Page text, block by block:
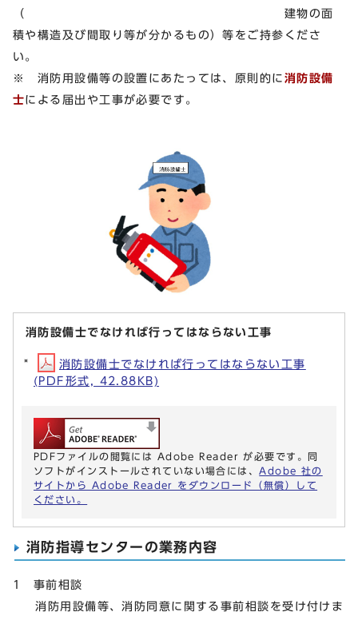
（ 建物の面
積や構造及び間取り等が分かるもの）等をご持参くださ
い。
※ 消防用設備等の設置にあたっては、原則的に 消防設備
士による届出や工事が必要です。
消防設備士でなければ行ってはならない工事
消防設備士でなければ行ってはならない工事
(PDF形式, 42.88KB)
PDFファイルの閲覧には Adobe Reader が必要です。同
ソフトがインストールされていない場合には、 Adobe 社の
サイトから Adobe Reader をダウンロード（無償）して
ください。
消防指導センターの業務内容
1 事前相談
消防用設備等、消防同意に関する事前相談を受け付けま